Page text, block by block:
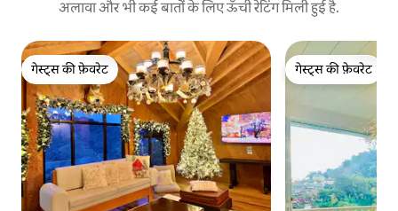
अलावा और भी कई बातों के लिए ऊँची रेटिंग मिली हुई है.
गेस्ट्स की फ़ेवरेट
गेस्ट्स की फ़ेवरेट
गेस्ट्स की फ़ेवरेट
गेस्ट्स की फ़ेवरेट